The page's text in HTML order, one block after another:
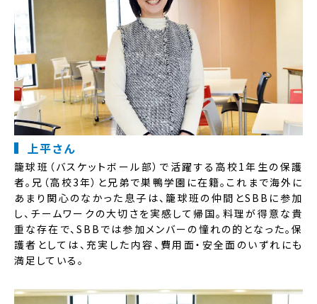
上平さん
籠球班（バスケットボール部）で活躍する高校1年生の保護
者。兄（高校3年）と兄弟で巣鴨学園に在籍。これまで海外に
あまり関心のなかった息子は、籠球班の仲間とSBBに参加
し、チームワークの大切さを実感して帰国。料理が得意な貴
重な存在で、SBBでは参加メンバーの憧れの的となった。保
護者としては、充実した内容、費用面・安全面のいずれにも
満足している。